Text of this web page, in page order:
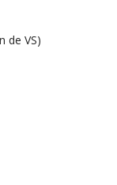
de VS)